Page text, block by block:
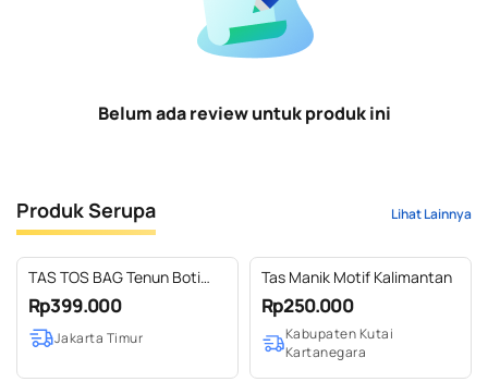
Belum ada review untuk produk ini
Produk Serupa Lihat Lainnya
TAS TOS BAG Tenun Boti
Mix Goni dan Kulit Sapi Asli
Rp399.000
Jakarta Timur
Tas Manik Motif Kalimantan
Rp250.000
Kabupaten Kutai
Kartanegara